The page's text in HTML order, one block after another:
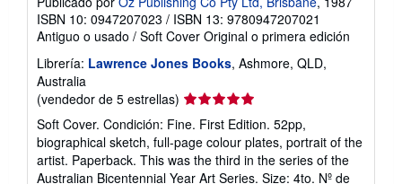
ISBN 10: 0947207023 / ISBN 13: 9780947207021
Antiguo o usado / Soft Cover Original o primera edición
Librería: Lawrence Jones Books, Ashmore, QLD,
Australia
(vendedor de 5 estrellas) Calificación
vendedor:
5
de
Soft Cover. Condición: Fine. First Edition. 52pp,
biographical sketch, full-page colour plates, portrait of the
artist. Paperback. This was the third in the series of the
Australian Bicentennial Year Art Series. Size: 4to. Nº de